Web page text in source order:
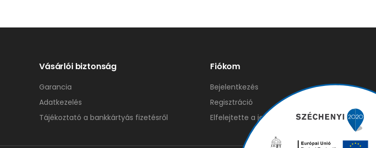
Vásárlói biztonság
Garancia
Adatkezelés
Tájékoztató a bankkártyás fizetésről
Fiókom
Bejelentkezés
Regisztráció
Elfelejtette a jelszavát?